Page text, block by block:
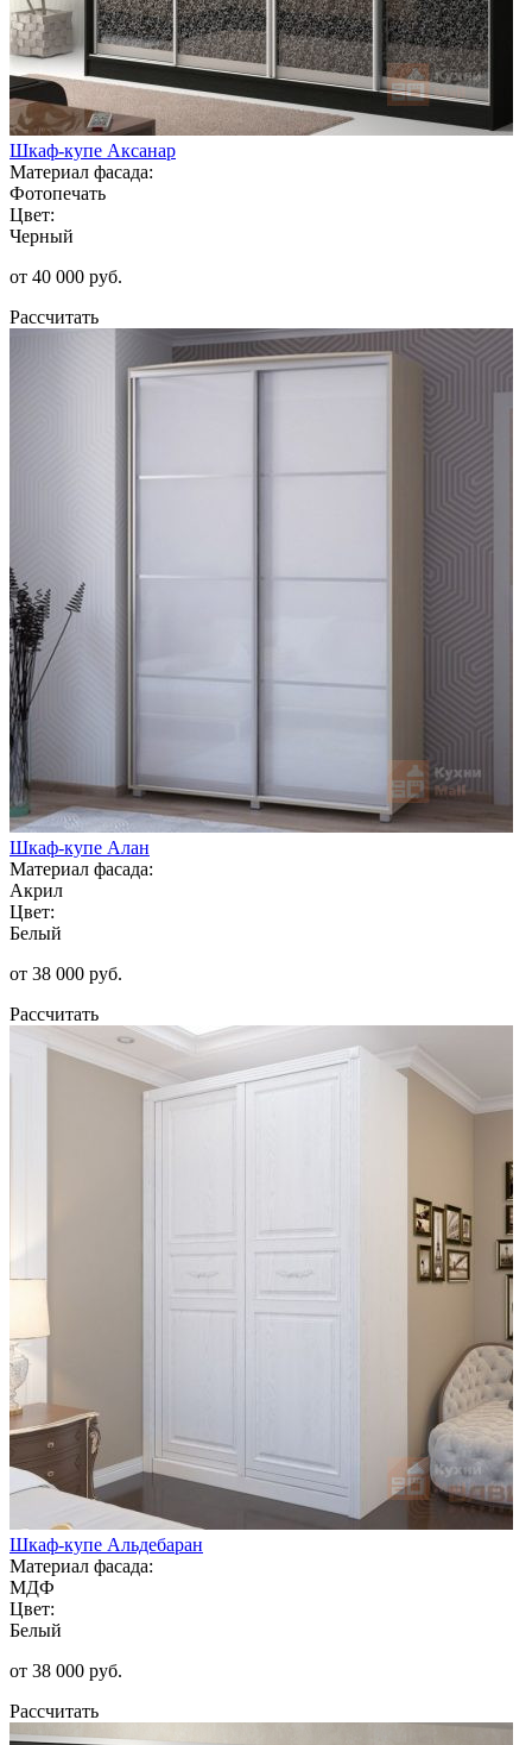
Шкаф-купе Аксанар
Материал фасада:
Фотопечать
Цвет:
Черный
от 40 000 руб.
Рассчитать
Шкаф-купе Алан
Материал фасада:
Акрил
Цвет:
Белый
от 38 000 руб.
Рассчитать
Шкаф-купе Альдебаран
Материал фасада:
МДФ
Цвет:
Белый
от 38 000 руб.
Рассчитать